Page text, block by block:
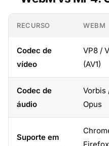
RECURSO WEBM
Codec de
vídeo
VP8 /
(AV1)
Codec de
áudio
Vorbis
Opus
Suporte em